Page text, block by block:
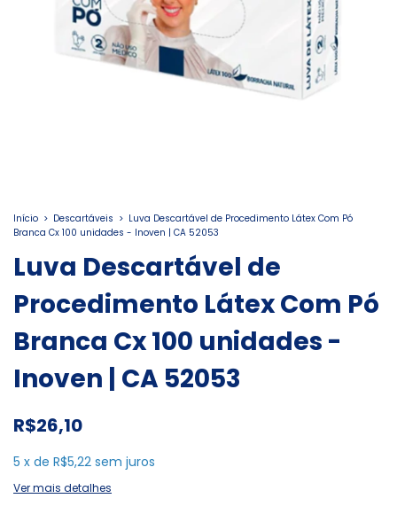
Início > Descartáveis > Luva Descartável de Procedimento Látex Com Pó
Branca Cx 100 unidades - Inoven | CA 52053
Luva Descartável de
Procedimento Látex Com Pó
Branca Cx 100 unidades -
Inoven | CA 52053
R$26,10
5 x de R$5,22 sem juros
Ver mais detalhes